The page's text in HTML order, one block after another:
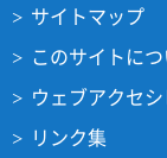
サイトマップ
このサイトに
ウェブアクセ
リンク集